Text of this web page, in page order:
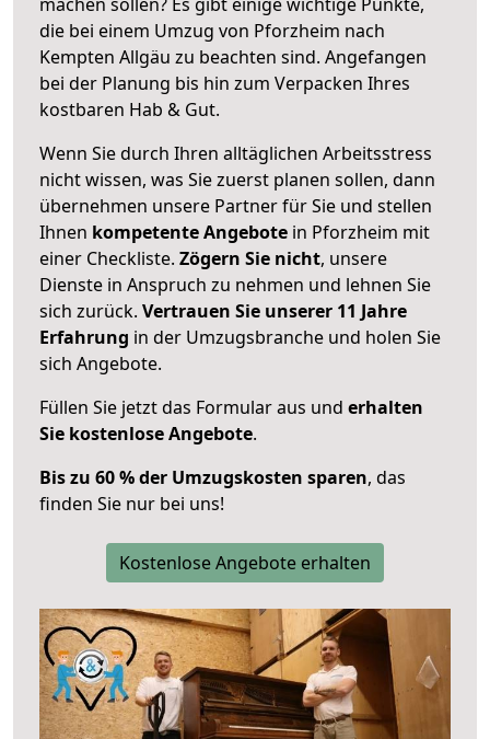
die bei einem Umzug von Pforzheim nach
Kempten Allgäu zu beachten sind. Angefangen
bei der Planung bis hin zum Verpacken Ihres
kostbaren Hab & Gut.
Wenn Sie durch Ihren alltäglichen Arbeitsstress
nicht wissen, was Sie zuerst planen sollen, dann
übernehmen unsere Partner für Sie und stellen
Ihnen kompetente Angebote in Pforzheim mit
einer Checkliste. Zögern Sie nicht, unsere
Dienste in Anspruch zu nehmen und lehnen Sie
sich zurück. Vertrauen Sie unserer 11 Jahre
Erfahrung in der Umzugsbranche und holen Sie
sich Angebote.
Füllen Sie jetzt das Formular aus und erhalten
Sie kostenlose Angebote.
Bis zu 60 % der Umzugskosten sparen, das
finden Sie nur bei uns!
Kostenlose Angebote erhalten